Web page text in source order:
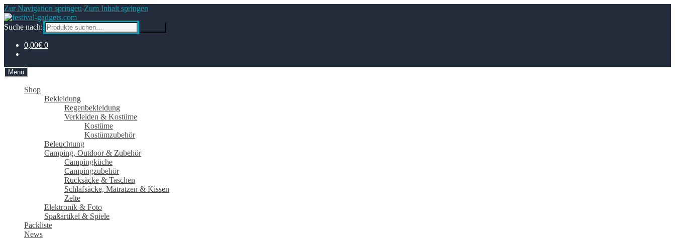
Zur Navigation springen Zum Inhalt springen
Suche nach:
0,00€ 0
Menü
Shop
Bekleidung
Regenbekleidung
Verkleiden & Kostüme
Kostüme
Kostümzubehör
Beleuchtung
Camping, Outdoor & Zubehör
Campingküche
Campingzubehör
Rucksäcke & Taschen
Schlafsäcke, Matratzen & Kissen
Zelte
Elektronik & Foto
Spaßartikel & Spiele
Packliste
News